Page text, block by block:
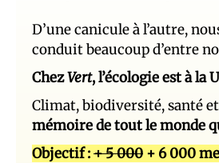
D’une canicule à l’autre,
conduit beaucoup d’entre
ChezVert, l’écologie est à
Climat, biodiversité, santé
mémoire de tout le monde
Objectif :+ 5 000 + 6 000